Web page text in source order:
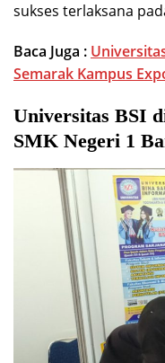
sukses terlaksana
Baca Juga :
Semarak Kampus
Universitas BSI
SMK Negeri 1